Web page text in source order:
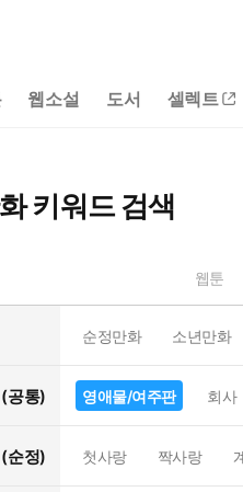
웹소설 도서 셀렉트
키워드 검색
웹툰
순정만화 소년만화
공통) 영애물/여주판 회사
순정) 첫사랑 짝사랑